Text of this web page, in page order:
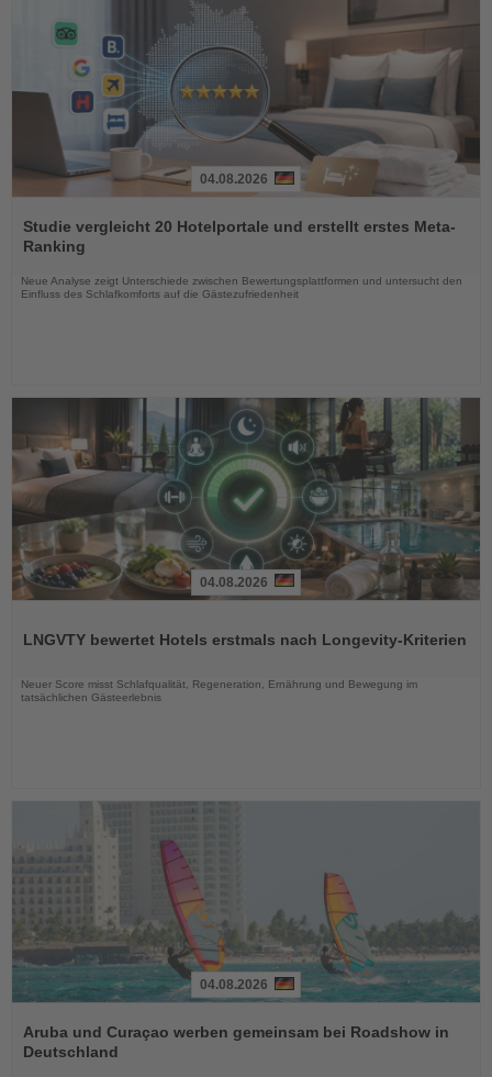
Sie
die
Nachrichten
04.08.2026
Studie vergleicht 20 Hotelportale und erstellt erstes Meta-
Ranking
Neue Analyse zeigt Unterschiede zwischen Bewertungsplattformen und untersucht den
Einfluss des Schlafkomforts auf die Gästezufriedenheit
die
04.08.2026
LNGVTY bewertet Hotels erstmals nach Longevity-Kriterien
Neuer Score misst Schlafqualität, Regeneration, Ernährung und Bewegung im
tatsächlichen Gästeerlebnis
Sie
die
04.08.2026
Aruba und Curaçao werben gemeinsam bei Roadshow in
Deutschland